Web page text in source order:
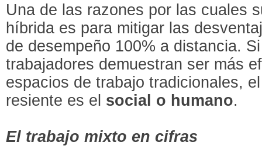
Una de las razones por las cuales
híbrida es para mitigar las
de desempeño 100% a distancia.
trabajadores demuestran ser más
espacios de trabajo tradicionales,
resiente es el social o humano.
El trabajo mixto en cifras